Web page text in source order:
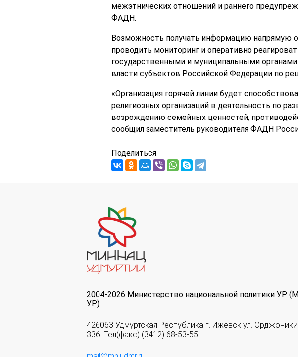
межэтнических отношений и раннего
ФАДН.
Возможность получать информацию напрямую
проводить мониторинг и оперативно
государственными и муниципальными
власти субъектов Российской Федерации по
«Организация горячей линии будет
религиозных организаций в деятельность по
возрождению семейных ценностей,
сообщил заместитель руководителя ФАДН
Поделиться
2004-2026 Министерство национальной политики УР
УР)
426063 Удмуртская Республика г. Ижевск ул.
33б. Тел(факс) (3412) 68-53-55